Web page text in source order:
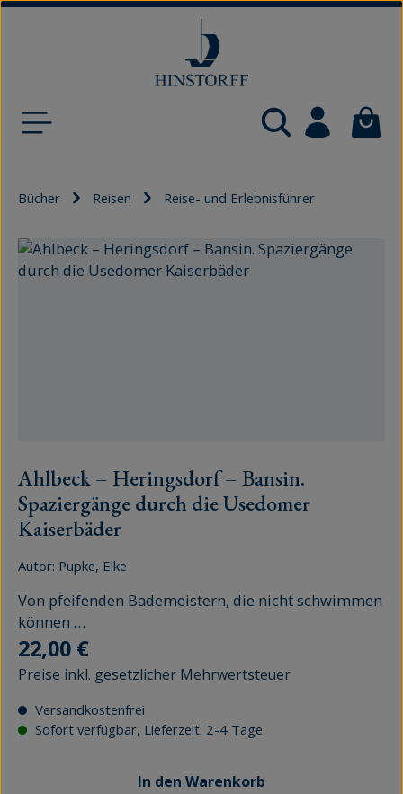
Bücher Reisen Reise- und Erlebnisführer
Bildergalerie überspringen
Ahlbeck – Heringsdorf – Bansin.
Spaziergänge durch die Usedomer
Kaiserbäder
Autor: Pupke, Elke
Von pfeifenden Bademeistern, die nicht schwimmen
können …
Regulärer Preis:
22,00 €
Preise inkl. gesetzlicher Mehrwertsteuer
Versandkostenfrei
Sofort verfügbar, Lieferzeit: 2-4 Tage
In den Warenkorb